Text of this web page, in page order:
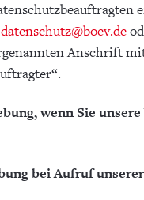
datenschutz@boev.de
Anschrift
wenn Sie unsere
bei Aufruf